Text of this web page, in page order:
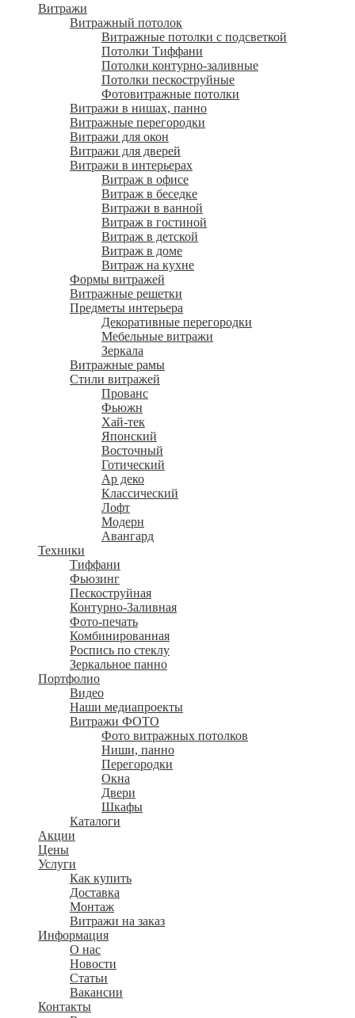
Витражи
Витражный потолок
Витражные потолки с подсветкой
Потолки Тиффани
Потолки контурно-заливные
Потолки пескоструйные
Фотовитражные потолки
Витражи в нишах, панно
Витражные перегородки
Витражи для окон
Витражи для дверей
Витражи в интерьерах
Витраж в офисе
Витраж в беседке
Витражи в ванной
Витраж в гостиной
Витраж в детской
Витраж в доме
Витраж на кухне
Формы витражей
Витражные решетки
Предметы интерьера
Декоративные перегородки
Мебельные витражи
Зеркала
Витражные рамы
Стили витражей
Прованс
Фьюжн
Хай-тек
Японский
Восточный
Готический
Ар деко
Классический
Лофт
Модерн
Авангард
Техники
Тиффани
Фьюзинг
Пескоструйная
Контурно-Заливная
Фото-печать
Комбинированная
Роспись по стеклу
Зеркальное панно
Портфолио
Видео
Наши медиапроекты
Витражи ФОТО
Фото витражных потолков
Ниши, панно
Перегородки
Окна
Двери
Шкафы
Каталоги
Акции
Цены
Услуги
Как купить
Доставка
Монтаж
Витражи на заказ
Информация
О нас
Новости
Статьи
Вакансии
Контакты